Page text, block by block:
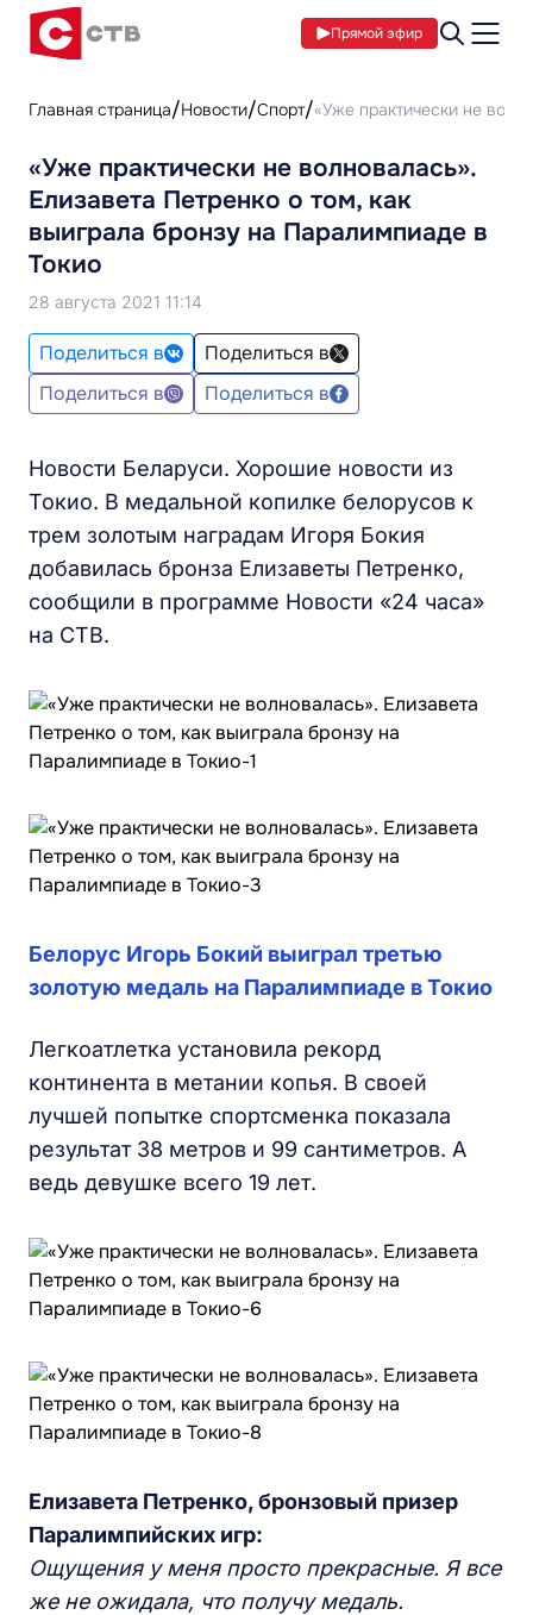
Прямой эфир
Главная страница Новости Спорт «Уже практически не
«Уже практически не волновалась».
Елизавета Петренко о том, как
выиграла бронзу на Паралимпиаде в
Токио
28 августа 2021 11:14
Поделиться в
Поделиться в
Поделиться в
Поделиться в
Новости Беларуси. Хорошие новости из
Токио. В медальной копилке белорусов к
трем золотым наградам Игоря Бокия
добавилась бронза Елизаветы Петренко,
сообщили в программе Новости «24 часа»
на СТВ.
Белорус Игорь Бокий выиграл третью
золотую медаль на Паралимпиаде в Токио
Легкоатлетка установила рекорд
континента в метании копья. В своей
лучшей попытке спортсменка показала
результат 38 метров и 99 сантиметров. А
ведь девушке всего 19 лет.
Елизавета Петренко, бронзовый призер
Паралимпийских игр:
Ощущения у меня просто прекрасные. Я все
же не ожидала, что получу медаль.